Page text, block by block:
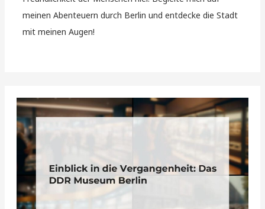
meinen Abenteuern durch Berlin und entdecke die Stadt
mit meinen Augen!